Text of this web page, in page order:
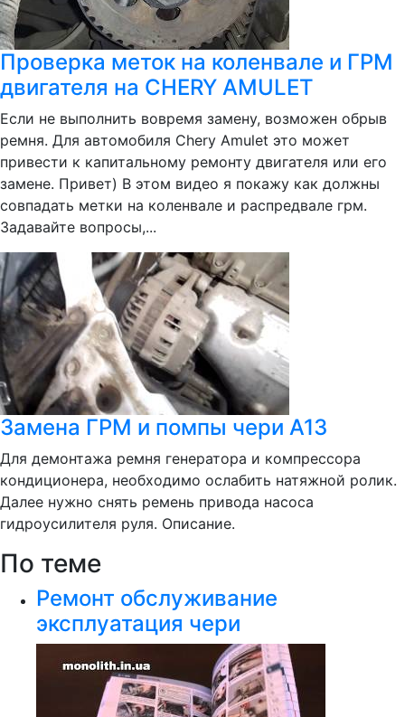
Проверка меток на коленвале и ГРМ
двигателя на CHERY AMULET
Если не выполнить вовремя замену, возможен обрыв
ремня. Для автомобиля Chery Amulet это может
привести к капитальному ремонту двигателя или его
замене. Привет) В этом видео я покажу как должны
совпадать метки на коленвале и распредвале грм.
Задавайте вопросы,...
Замена ГРМ и помпы чери А13
Для демонтажа ремня генератора и компрессора
кондиционера, необходимо ослабить натяжной ролик.
Далее нужно снять ремень привода насоса
гидроусилителя руля. Описание.
По теме
Ремонт обслуживание
эксплуатация чери